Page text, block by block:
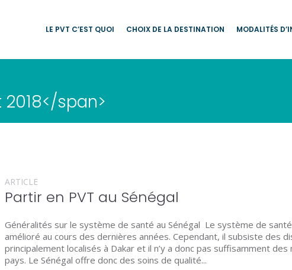
LE PVT C’EST QUOI CHOIX DE LA DESTINATION MODALITÉS
span>
ARTICLE
Partir en PVT au Sénégal
Généralités sur le système de santé au Sénégal Le système de santé
amélioré au cours des dernières années. Cependant, il subsiste des
principalement localisés à Dakar et il n’y a donc pas suffisamment
pays. Le Sénégal offre donc des soins de qualité...